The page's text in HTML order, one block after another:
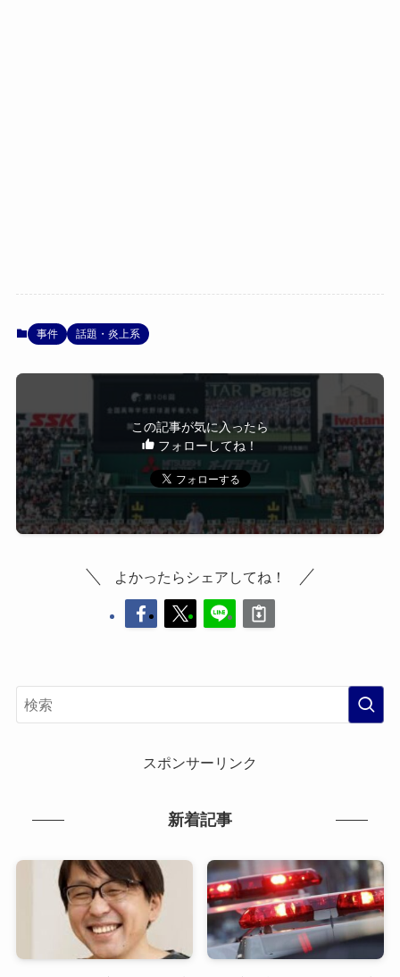
事件 話題・炎上系
この記事が気に入ったら
フォローしてね！
よかったらシェアしてね！
スポンサーリンク
新着記事